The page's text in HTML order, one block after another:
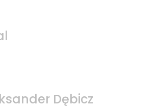
Dębicz